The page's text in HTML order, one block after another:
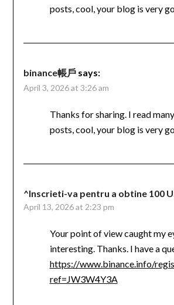
posts, cool, your blog is very
binance帳戶 says:
April 3, 2026 at 3:26 am
Thanks for sharing. I read
posts, cool, your blog is very
^Inscrieti-va pentru a obtine 100
April 13, 2026 at 2:23 pm
Your point of view caught my
interesting. Thanks. I have a
https://www.binance.info/
ref=JW3W4Y3A